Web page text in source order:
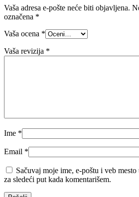
Vaša adresa e-pošte neće biti objavljena.
označena *
Vaša ocena *
Vaša revizija *
Ime *
Email *
Sačuvaj moje ime, e-poštu i veb
za sledeći put kada komentarišem.